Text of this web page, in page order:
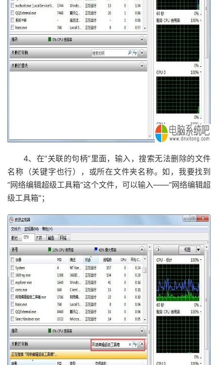
4、在“关联的句柄”里面，输入，搜索无法删除的文件
名称（关键字也行），或所在文件夹名称。如，我要找到
“网络编辑超级工具箱”这个文件，可以输入——“网络编辑超
级工具箱”；